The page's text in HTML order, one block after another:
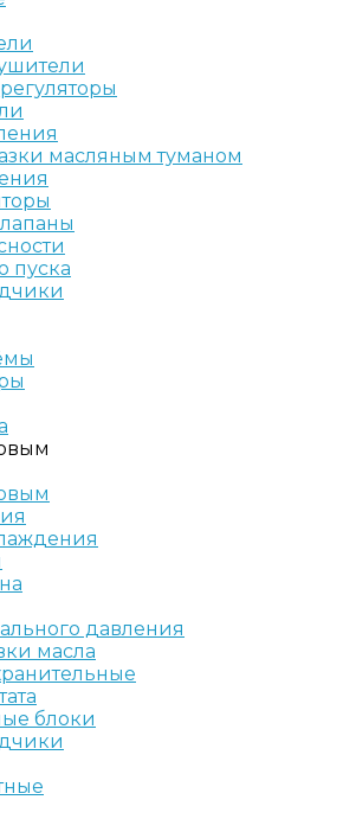
масляным туманом
пуска
давления
масла
блоки